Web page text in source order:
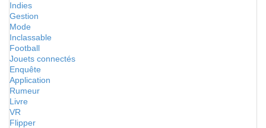
Indies
Gestion
Mode
Inclassable
Football
Jouets connectés
Enquête
Application
Rumeur
Livre
VR
Flipper